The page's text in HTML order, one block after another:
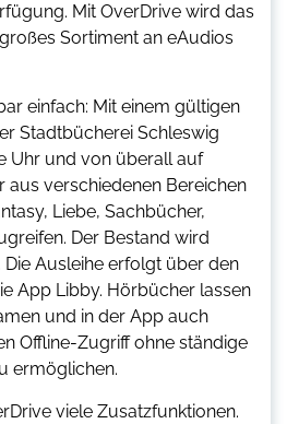
Mit OverDrive wird das
Sortiment an eAudios
einfach: Mit einem gültigen
Stadtbücherei Schleswig
Uhr und von überall auf
aus verschiedenen Bereichen
Liebe, Sachbücher,
Der Bestand wird
Ausleihe erfolgt über den
App Libby. Hörbücher lassen
und in der App auch
Offline-Zugriff ohne ständige
ermöglichen.
viele Zusatzfunktionen.